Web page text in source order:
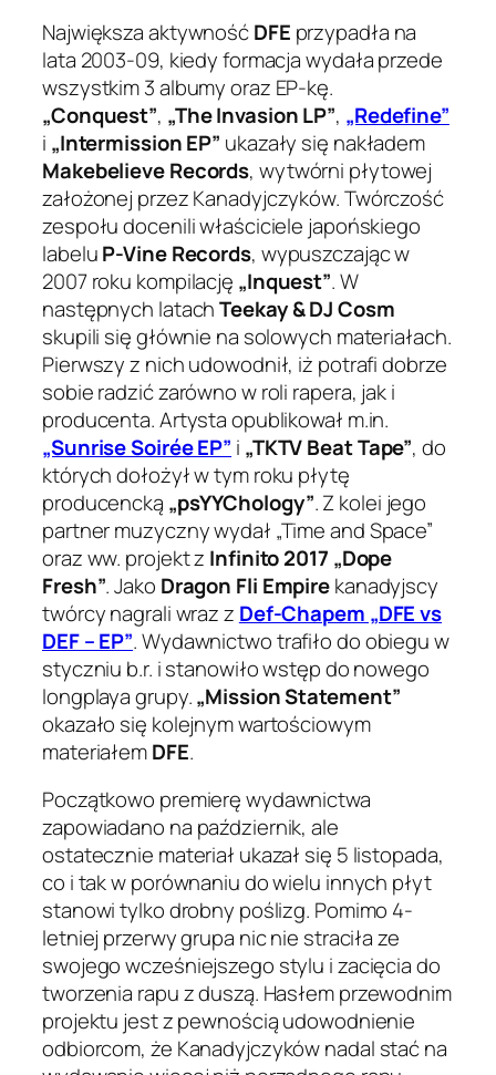
Największa aktywnośćDFE przypadła na
lata 2003-09, kiedy formacja wydała przede
wszystkim 3 albumy oraz EP-kę.
„Conquest”, „The Invasion LP”, „Redefine”
i „Intermission EP” ukazały się nakładem
Makebelieve Records, wytwórni płytowej
założonej przez Kanadyjczyków. Twórczość
zespołu docenili właściciele japońskiego
labeluP-Vine Records, wypuszczając w
2007 roku kompilację „Inquest”. W
następnych latachTeekay & DJ Cosm
skupili się głównie na solowych materiałach.
Pierwszy z nich udowodnił, iż potrafi dobrze
sobie radzić zarówno w roli rapera, jak i
producenta. Artysta opublikował m.in.
„Sunrise Soirée EP” i „TKTV Beat Tape”, do
których dołożył w tym roku płytę
producencką „psYYChology”. Z kolei jego
partner muzyczny wydał „Time and Space”
oraz ww. projekt z Infinito 2017 „Dope
Fresh”. Jako Dragon Fli Empirekanadyjscy
twórcy nagrali wraz z Def-Chapem „DFE vs
DEF – EP”. Wydawnictwo trafiło do obiegu w
styczniu b.r. i stanowiło wstęp do nowego
longplaya grupy.„Mission Statement”
okazało się kolejnym wartościowym
materiałemDFE.
Początkowo premierę wydawnictwa
zapowiadano na październik, ale
ostatecznie materiał ukazał się 5 listopada,
co i tak w porównaniu do wielu innych płyt
stanowi tylko drobny poślizg. Pomimo 4-
letniej przerwy grupa nic nie straciła ze
swojego wcześniejszego stylu i zacięcia do
tworzenia rapu z duszą. Hasłem przewodnim
projektu jest z pewnością udowodnienie
odbiorcom, że Kanadyjczyków nadal stać na